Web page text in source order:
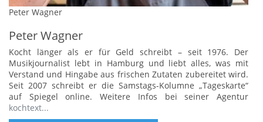
Peter Wagner
Peter Wagner
Kocht länger als er für Geld schreibt – seit 1976. Der
Musikjournalist lebt in Hamburg und liebt alles, was mit
Verstand und Hingabe aus frischen Zutaten zubereitet wird.
Seit 2007 schreibt er die Samstags-Kolumne „Tageskarte“
auf Spiegel online. Weitere Infos bei seiner Agentur
kochtext...